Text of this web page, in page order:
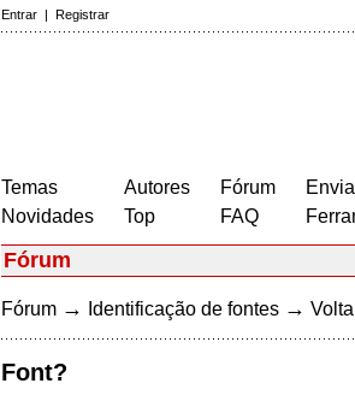
Entrar | Registrar
Temas
Novidades
Autores
Top
Fórum
FAQ
Fórum
Fórum → Identificação de fontes →
Font?